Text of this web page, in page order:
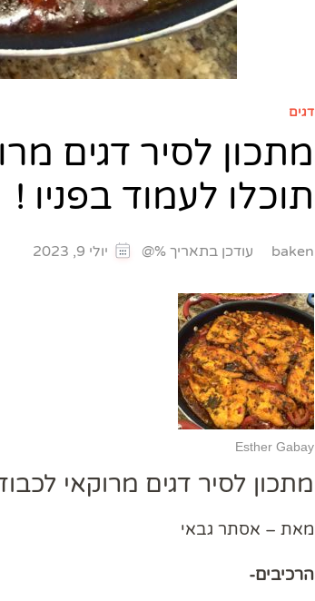
דגים
מתכון לסיר דגים
תוכלו לעמוד בפניו !
baken עודכן בתאריך %@ יולי 9, 2023
Esther Gabay
מתכון לסיר דגים מרוקאי
מאת – אסתר גבאי
הרכיבים-